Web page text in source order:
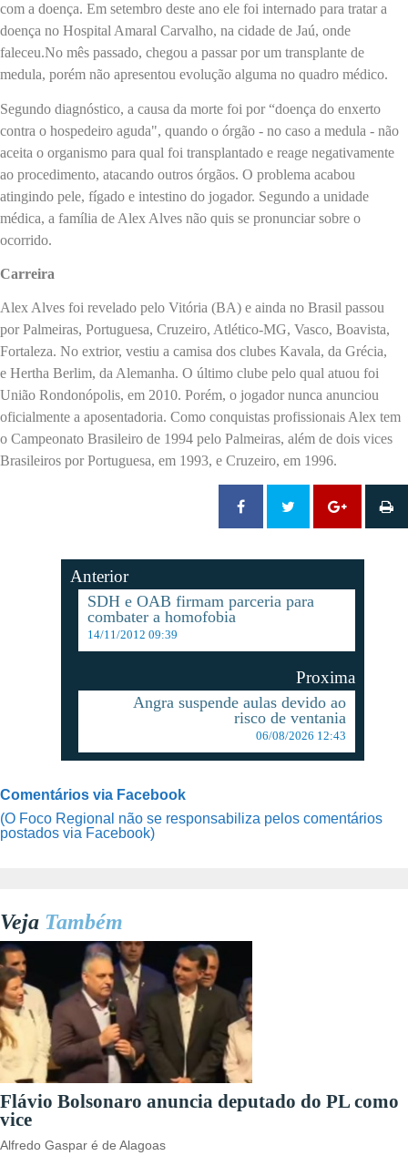
com a doença. Em setembro deste ano ele foi internado para tratar a
doença no Hospital Amaral Carvalho, na cidade de Jaú, onde
faleceu.No mês passado, chegou a passar por um transplante de
medula, porém não apresentou evolução alguma no quadro médico.
Segundo diagnóstico, a causa da morte foi por “doença do enxerto
contra o hospedeiro aguda", quando o órgão - no caso a medula - não
aceita o organismo para qual foi transplantado e reage negativamente
ao procedimento, atacando outros órgãos. O problema acabou
atingindo pele, fígado e intestino do jogador. Segundo a unidade
médica, a família de Alex Alves não quis se pronunciar sobre o
ocorrido.
Carreira
Alex Alves foi revelado pelo Vitória (BA) e ainda no Brasil passou
porPalmeiras, Portuguesa, Cruzeiro, Atlético-MG, Vasco, Boavista,
Fortaleza. No extrior, vestiu a camisa dos clubes Kavala, da Grécia,
e Hertha Berlim, da Alemanha. O último clube pelo qual atuou foi
União Rondonópolis, em 2010. Porém, o jogador nunca anunciou
oficialmente a aposentadoria. Como conquistas profissionais Alex tem
o Campeonato Brasileiro de 1994 pelo Palmeiras, além de dois vices
Brasileiros por Portuguesa, em 1993, e Cruzeiro, em 1996.
Anterior
SDH e OAB firmam parceria para
combater a homofobia
14/11/2012 09:39
Proxima
Angra suspende aulas devido ao
risco de ventania
06/08/2026 12:43
Comentários via Facebook
(O Foco Regional não se responsabiliza pelos comentários
postados via Facebook)
Veja Também
Flávio Bolsonaro anuncia deputado do PL como
vice
Alfredo Gaspar é de Alagoas